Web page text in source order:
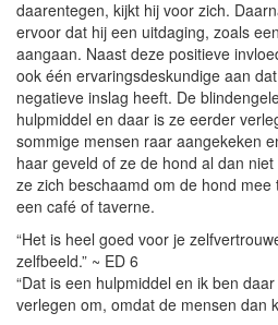
daarentegen, kijkt hij voor zich.
ervoor dat hij een uitdaging, zoals
aangaan. Naast deze positieve
ook één ervaringsdeskundige aan
negatieve inslag heeft. De
hulpmiddel en daar is ze eerder
sommige mensen raar aangekeken
haar geveld of ze de hond al dan
ze zich beschaamd om de hond
een café of taverne.
“Het is heel goed voor je
zelfbeeld.” ~ ED 6
“Dat is een hulpmiddel en ik ben
verlegen om, omdat de mensen dan